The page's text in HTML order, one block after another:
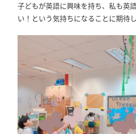
子どもが英語に興味を持ち、私も英
い！という気持ちになることに期待